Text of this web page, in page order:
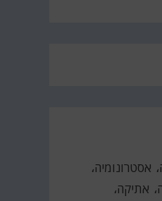
אסטרונומיה
אתיקה